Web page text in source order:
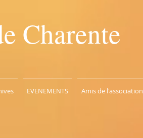
Charente
EVENEMENTS Amis de l'association